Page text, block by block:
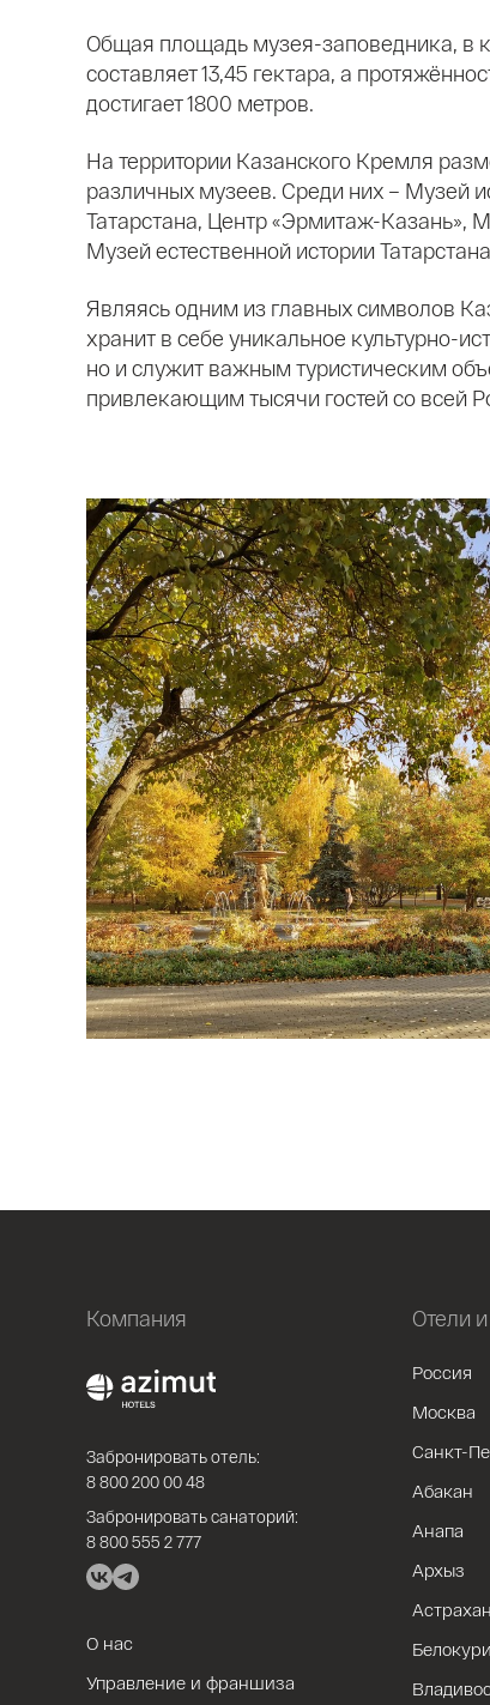
Общая площадь музея-заповедника, в
составляет 13,45 гектара, а
достигает 1800 метров.
На территории Казанского Кремля
различных музеев. Среди них – Музей
Татарстана, Центр «Эрмитаж-Казань»,
Музей естественной истории
Являясь одним из главных символов
хранит в себе уникальное культурно-
но и служит важным туристическим
привлекающим тысячи гостей со всей
Компания
Забронировать отель:
8 800 200 00 48
Забронировать санаторий:
8 800 555 2 777
О нас
Управление и франшиза
Отели
Россия
Москва
Санкт-
Абакан
Анапа
Архыз